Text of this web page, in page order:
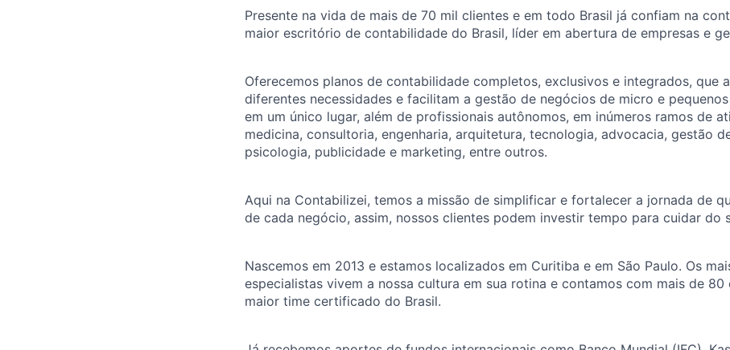
Presente na vida de mais de 70 mil clientes e em todo Brasil já confiam na
maior escritório de contabilidade do Brasil, líder em abertura de empresas e
Oferecemos planos de contabilidade completos, exclusivos e integrados, que
diferentes necessidades e facilitam a gestão de negócios de micro e
em um único lugar, além de profissionais autônomos, em inúmeros ramos de
medicina, consultoria, engenharia, arquitetura, tecnologia, advocacia, gestão
psicologia, publicidade e marketing, entre outros.
Aqui na Contabilizei, temos a missão de simplificar e fortalecer a jornada de
de cada negócio, assim, nossos clientes podem investir tempo para cuidar do
Nascemos em 2013 e estamos localizados em Curitiba e em São Paulo. Os
especialistas vivem a nossa cultura em sua rotina e contamos com mais de 80
maior time certificado do Brasil.